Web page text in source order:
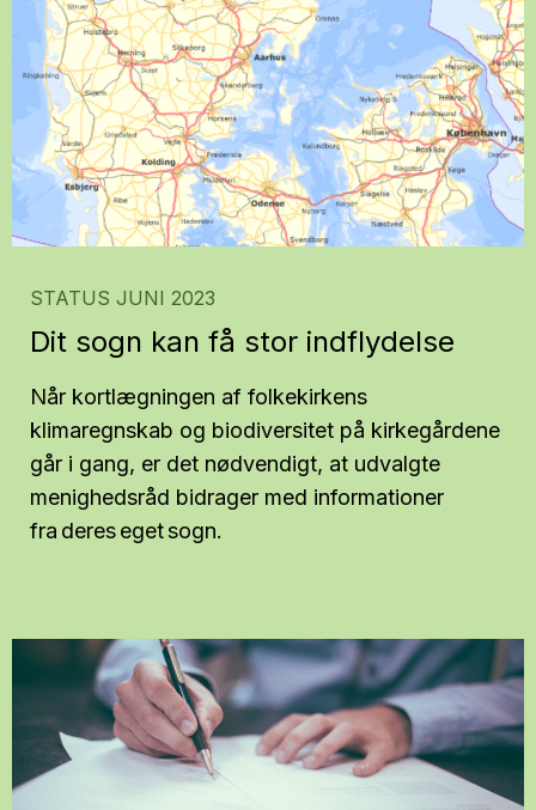
STATUS JUNI 2023
Dit sogn kan få stor indflydelse
Når kortlægningen af folkekirkens
klimaregnskab og biodiversitet på kirkegårdene
går i gang, er det nødvendigt, at udvalgte
menighedsråd bidrager med informationer
fra deres eget sogn.